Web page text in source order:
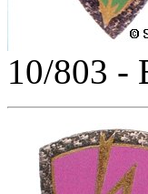
10/803 -